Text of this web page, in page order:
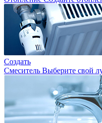
Создать
Смеситель Выберите свой